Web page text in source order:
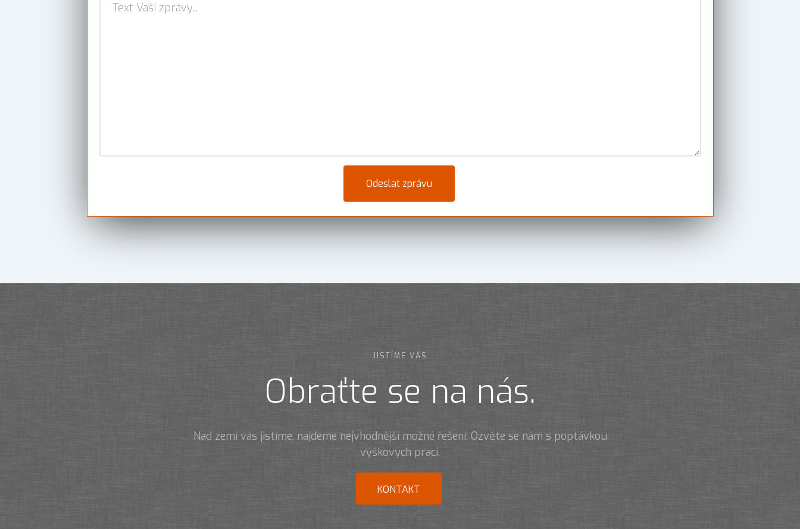
JISTÍME VÁS
Obraťte se na nás.
Nad zemí vás jistíme, najdeme nejvhodnější možné řešení: Ozvěte se nám s poptávkou
výškových prací.
KONTAKT